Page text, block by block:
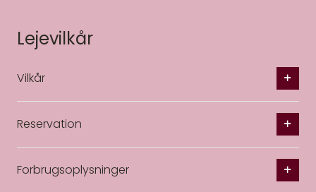
Lejevilkår
Vilkår
Reservation
Forbrugsoplysninger